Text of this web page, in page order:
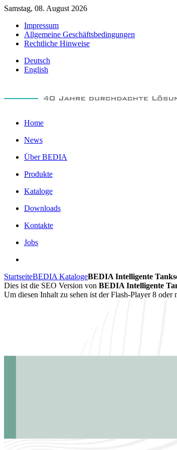
Samstag, 08. August 2026
Impressum
Allgemeine Geschäftsbedingungen
Rechtliche Hinweise
Deutsch
English
Home
News
Über BEDIA
Produkte
Kataloge
Downloads
Kontakte
Jobs
StartseiteBEDIA KatalogeBEDIA Intelligente
Dies ist die SEO Version von BEDIA Intelligente
Um diesen Inhalt zu sehen ist der Flash-Player 8